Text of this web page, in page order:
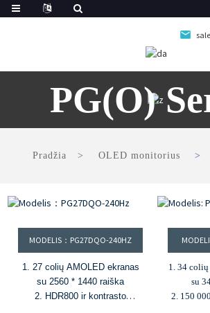
PG(O)
Pradžia OLED monitorius
MODELIS：PG27DQO-240HZ
1. 27 colių AMOLED ekranas
su 2560 * 1440 raiška
2. HDR800 ir kontrasto
1. 34 colių
su
2. 150